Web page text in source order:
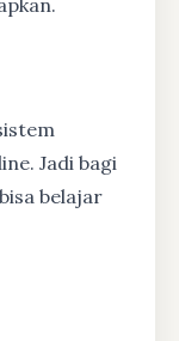
Jadi bagi
belajar